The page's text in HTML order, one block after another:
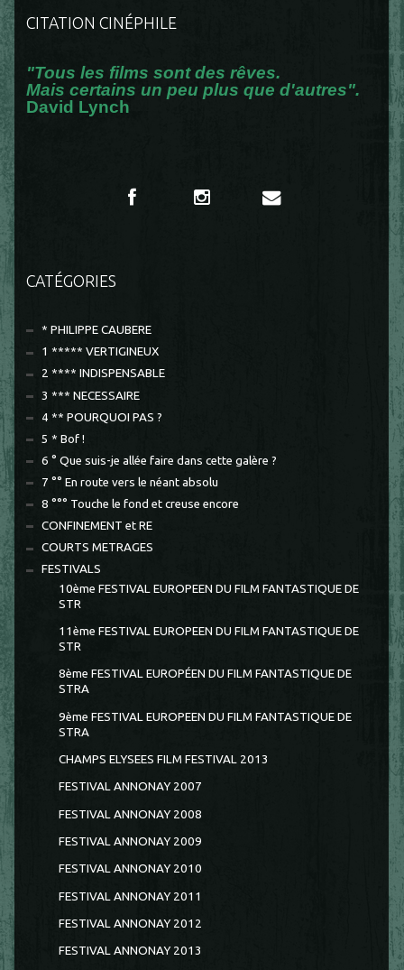
CITATION CINÉPHILE
"Tous les films sont des rêves.
Mais certains un peu plus que d'autres".
David Lynch
CATÉGORIES
* PHILIPPE CAUBERE
1 ***** VERTIGINEUX
2 **** INDISPENSABLE
3 *** NECESSAIRE
4 ** POURQUOI PAS ?
5 * Bof !
6 ° Que suis-je allée faire dans cette galère ?
7 °° En route vers le néant absolu
8 °°° Touche le fond et creuse encore
CONFINEMENT et RE
COURTS METRAGES
FESTIVALS
10ème FESTIVAL EUROPEEN DU FILM FANTASTIQUE DE
STR
11ème FESTIVAL EUROPEEN DU FILM FANTASTIQUE DE
STR
8ème FESTIVAL EUROPÉEN DU FILM FANTASTIQUE DE
STRA
9ème FESTIVAL EUROPEEN DU FILM FANTASTIQUE DE
STRA
CHAMPS ELYSEES FILM FESTIVAL 2013
FESTIVAL ANNONAY 2007
FESTIVAL ANNONAY 2008
FESTIVAL ANNONAY 2009
FESTIVAL ANNONAY 2010
FESTIVAL ANNONAY 2011
FESTIVAL ANNONAY 2012
FESTIVAL ANNONAY 2013